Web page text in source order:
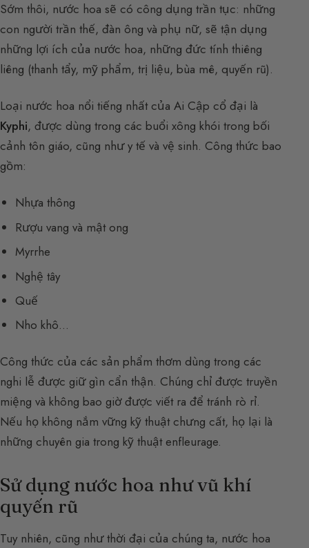
Sớm thôi, nước hoa sẽ có công dụng trần tục: những
con người trần thế, đàn ông và phụ nữ, sẽ tận dụng
những lợi ích của nước hoa, những đức tính thiêng
liêng (thanh tẩy, mỹ phẩm, trị liệu, bùa mê, quyến rũ).
Loại nước hoa nổi tiếng nhất của Ai Cập cổ đại là
Kyphi, được dùng trong các buổi xông khói trong bối
cảnh tôn giáo, cũng như y tế và vệ sinh. Công thức bao
gồm:
Nhựa thông
Rượu vang và mật ong
Myrrhe
Nghệ tây
Quế
Nho khô…
Công thức của các sản phẩm thơm dùng trong các
nghi lễ được giữ gìn cẩn thận. Chúng chỉ được truyền
miệng và không bao giờ được viết ra để tránh rò rỉ.
Nếu họ không nắm vững kỹ thuật chưng cất, họ lại là
những chuyên gia trong kỹ thuật enfleurage.
Sử dụng nước hoa như vũ khí
quyến rũ
Tuy nhiên, cũng như thời đại của chúng ta, nước hoa